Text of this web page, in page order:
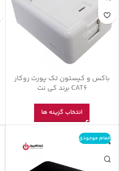
باکس و کیستون تک پورت روکار
CAT6 برند کی نت
انتخاب گزینه ها
اتمام موجودی